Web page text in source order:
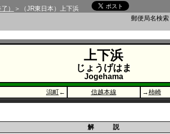
）
＞（JR東日本）上下浜
郵便局名検
上下浜
じょうげはま
Jogehama
潟町← 信越本線 →柿崎
解 説